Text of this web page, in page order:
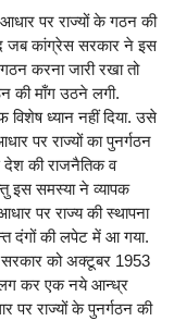
पर राज्यों के गठन की
जब कांग्रेस सरकार ने इस
करना जारी रखा तो
की माँग उठने लगी.
विशेष ध्यान नहीं दिया. उसे
पर राज्यों का पुनर्गठन
देश की राजनैतिक व
इस समस्या ने व्यापक
पर राज्य की स्थापना
दंगों की लपेट में आ गया.
सरकार को अक्टूबर 1953
कर एक नये आन्ध्र
पर राज्यों के पुनर्गठन की